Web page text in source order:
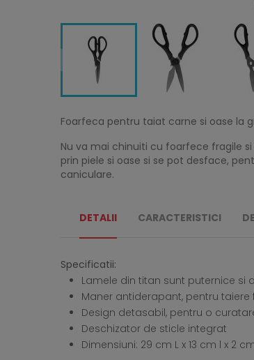
Foarfeca pentru taiat carne si oase la
Nu va mai chinuiti cu foarfece fragile
prin piele si oase si se pot desface,
caniculare.
DETALII CARACTERISTICI
Specificatii:
Lamele din titan sunt puternice si
Maner antiderapant, pentru taiere
Design detasabil, pentru o
Deschizator de sticle integrat
Dimensiuni: 29 cm L x 13 cm l x 2